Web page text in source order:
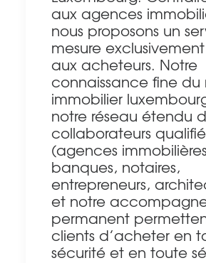
aux agences
nous proposons un
mesure
aux acheteurs. Notre
connaissance fine
immobilier
notre réseau étendu
collaborateurs
(agences
banques, notaires,
entrepreneurs,
et notre
permanent
clients d’acheter en
sécurité et en toute